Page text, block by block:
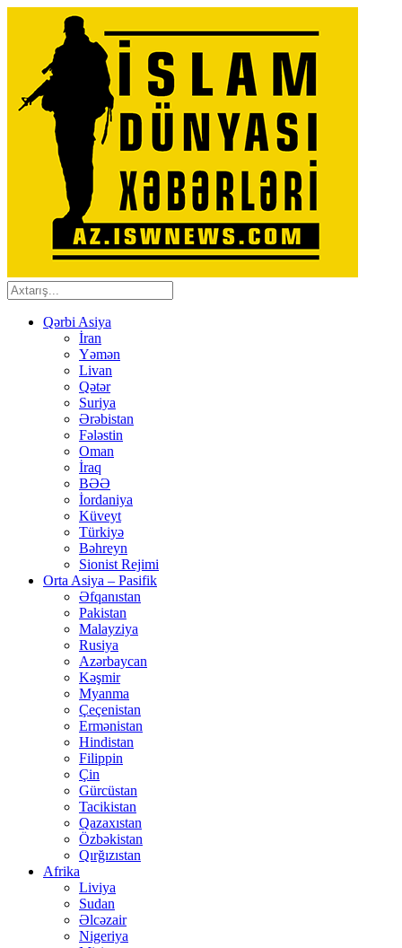
Qərbi Asiya
İran
Yəmən
Livan
Qətər
Suriya
Ərəbistan
Fələstin
Oman
İraq
BƏƏ
İordaniya
Küveyt
Türkiyə
Bəhreyn
Sionist Rejimi
Orta Asiya – Pasifik
Əfqanıstan
Pakistan
Malayziya
Rusiya
Azərbaycan
Kəşmir
Myanma
Çeçenistan
Ermənistan
Hindistan
Filippin
Çin
Gürcüstan
Tacikistan
Qazaxıstan
Özbəkistan
Qırğızıstan
Afrika
Liviya
Sudan
Əlcəzair
Nigeriya